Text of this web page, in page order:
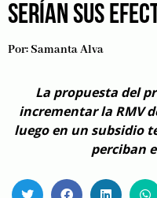
SERÍAN SUS
Por:Samanta Alva
La propuesta del
incrementar la RMV
luego en un subsidio
perciban